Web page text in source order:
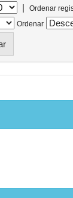
|
Ordenar
Ordenar